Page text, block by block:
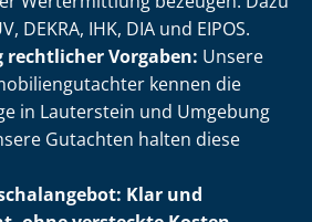
DEKRA, IHK, DIA und EIPOS.
rechtlicher Vorgaben: Unsere
kennen die
in Lauterstein und Umgebung
Gutachten halten diese
Klar und